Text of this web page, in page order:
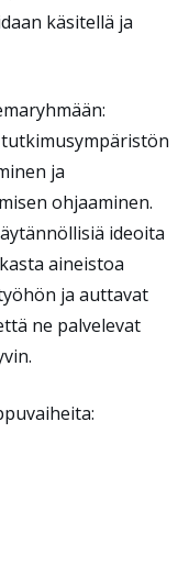
käsitellä ja
ja
ohjaaminen.
ideoita
aineistoa
ja auttavat
ne palvelevat